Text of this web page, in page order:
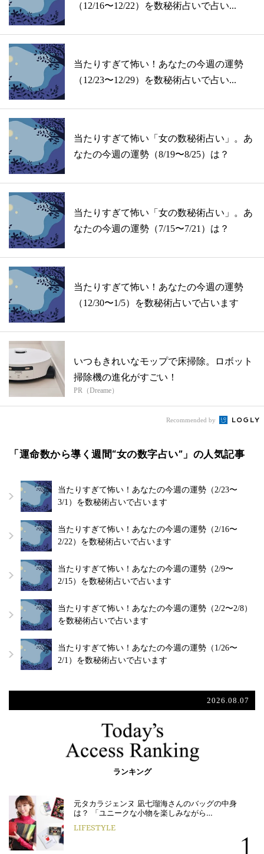
（12/16〜12/22）を数秘術占いで占い...
当たりすぎて怖い！あなたの今週の運勢
（12/23〜12/29）を数秘術占いで占い...
当たりすぎて怖い「女の数秘術占い」。あ
なたの今週の運勢（8/19〜8/25）は？
当たりすぎて怖い「女の数秘術占い」。あ
なたの今週の運勢（7/15〜7/21）は？
当たりすぎて怖い！あなたの今週の運勢
（12/30〜1/5）を数秘術占いで占います
いつもきれいなモップで床掃除。ロボット
掃除機の進化がすごい！
PR（Dreame）
Recommended by
「運命数から導く週間“女の数字占い”」の人気記事
当たりすぎて怖い！あなたの今週の運勢（2/23〜
3/1）を数秘術占いで占います
当たりすぎて怖い！あなたの今週の運勢（2/16〜
2/22）を数秘術占いで占います
当たりすぎて怖い！あなたの今週の運勢（2/9〜
2/15）を数秘術占いで占います
当たりすぎて怖い！あなたの今週の運勢（2/2〜2/8）
を数秘術占いで占います
当たりすぎて怖い！あなたの今週の運勢（1/26〜
2/1）を数秘術占いで占います
2026.08.07
ランキング
元タカラジェンヌ 凪七瑠海さんのバッグの中身
は？ 「ユニークな小物を楽しみながら…
LIFESTYLE